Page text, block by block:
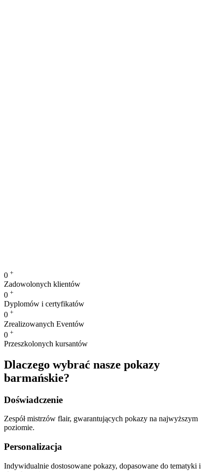
0 +
Zadowolonych klientów
0 +
Dyplomów i certyfikatów
0 +
Zrealizowanych Eventów
0 +
Przeszkolonych kursantów
Dlaczego wybrać nasze pokazy
barmańskie?
Doświadczenie
Zespół mistrzów flair, gwarantujących pokazy na najwyższym
poziomie.
Personalizacja
Indywidualnie dostosowane pokazy, dopasowane do tematyki i